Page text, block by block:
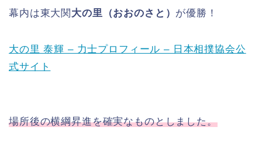
幕内は東大関 大の里（おおのさと） が優勝！
大の里 泰輝 – 力士プロフィール – 日本相撲協会公
式サイト
場所後の横綱昇進を確実なものとしました。